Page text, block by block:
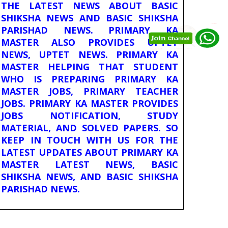
THE LATEST NEWS ABOUT BASIC
SHIKSHA NEWS AND BASIC SHIKSHA
PARISHAD NEWS. PRIMARY KA
MASTER ALSO PROVIDES UPTET
NEWS, UPTET NEWS. PRIMARY KA
MASTER HELPING THAT STUDENT
WHO IS PREPARING PRIMARY KA
MASTER JOBS, PRIMARY TEACHER
JOBS. PRIMARY KA MASTER PROVIDES
JOBS NOTIFICATION, STUDY
MATERIAL, AND SOLVED PAPERS. SO
KEEP IN TOUCH WITH US FOR THE
LATEST UPDATES ABOUT PRIMARY KA
MASTER LATEST NEWS, BASIC
SHIKSHA NEWS, AND BASIC SHIKSHA
PARISHAD NEWS.